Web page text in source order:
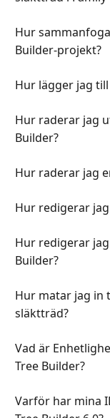
Hur
Builder-projekt?
Hur lägger jag
Hur raderar jag
Builder?
Hur raderar jag
Hur redigerar
Hur redigerar
Builder?
Hur matar jag in
släktträd?
Vad är
Tree Builder?
Varför har mina